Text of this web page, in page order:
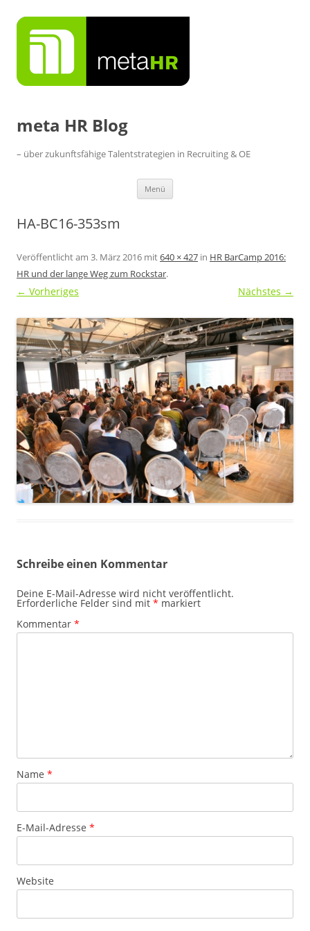
Inhalt
springen
meta HR Blog
– über zukunftsfähige Talentstrategien in Recruiting & OE
Menü
HA-BC16-353sm
Veröffentlicht am 3. März 2016 mit640 × 427 in HR BarCamp 2016:
HR und der lange Weg zum Rockstar.
← Vorheriges Nächstes →
Schreibe einen Kommentar
Deine E-Mail-Adresse wird nicht veröffentlicht.
Erforderliche Felder sind mit * markiert
Kommentar *
Name *
E-Mail-Adresse *
Website